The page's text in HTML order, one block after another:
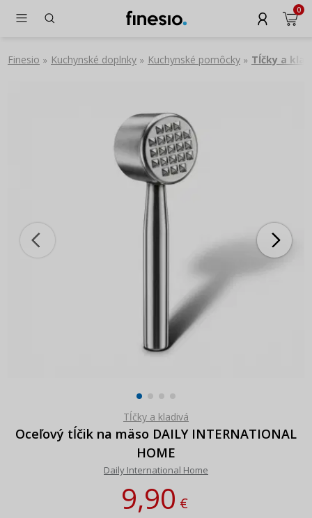
0
Finesio » Kuchynské doplnky » Kuchynské pomôcky » Tĺčky a
Tĺčky a kladivá
Oceľový tĺčik na mäso DAILY INTERNATIONAL
HOME
Daily International Home
9,90€